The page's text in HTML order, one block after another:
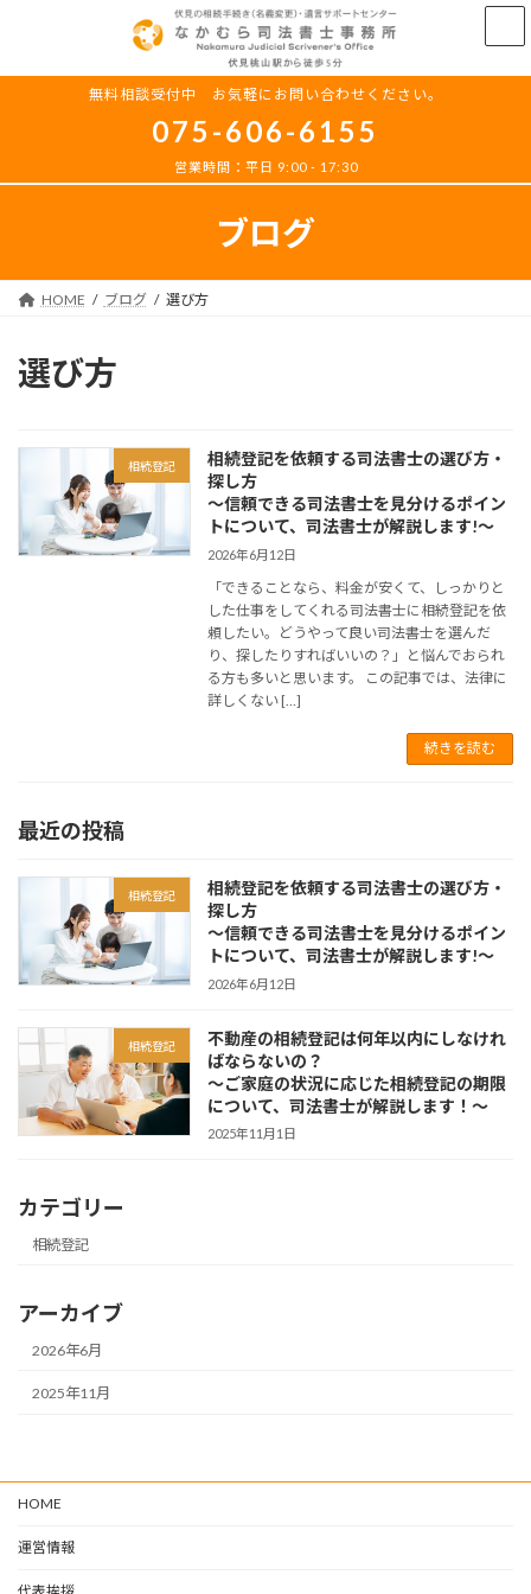
ン
ー
無料相談受付中 お気軽にお問い合わせください。
075-606-6155
営業時間：平日 9:00 - 17:30
ブログ
HOME ブログ 選び方
選び方
相続登記
相続登記を依頼する司法書士の選び方・
探し方
～信頼できる司法書士を見分けるポイン
トについて、司法書士が解説します!～
2026年6月12日
「できることなら、料金が安くて、しっかりと
した仕事をしてくれる司法書士に相続登記を依
頼したい。どうやって良い司法書士を選んだ
り、探したりすればいいの？」と悩んでおられ
る方も多いと思います。 この記事では、法律に
詳しくない […]
続きを読む
最近の投稿
相続登記
相続登記を依頼する司法書士の選び方・
探し方
～信頼できる司法書士を見分けるポイン
トについて、司法書士が解説します!～
2026年6月12日
相続登記
不動産の相続登記は何年以内にしなけれ
ばならないの？
～ご家庭の状況に応じた相続登記の期限
について、司法書士が解説します！～
2025年11月1日
カテゴリー
相続登記
アーカイブ
2026年6月
2025年11月
HOME
運営情報